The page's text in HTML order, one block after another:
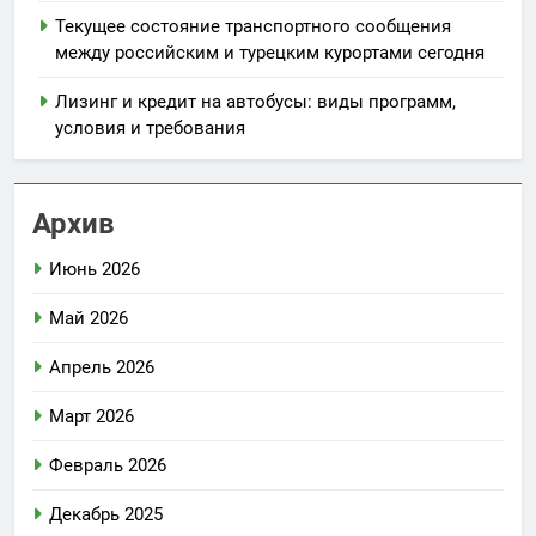
Текущее состояние транспортного сообщения
между российским и турецким курортами сегодня
Лизинг и кредит на автобусы: виды программ,
условия и требования
Архив
Июнь 2026
Май 2026
Апрель 2026
Март 2026
Февраль 2026
Декабрь 2025